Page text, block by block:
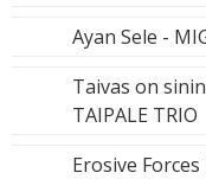
Ayan Sele -
Taivas on
TAIPALE TRIO
Erosive Forces